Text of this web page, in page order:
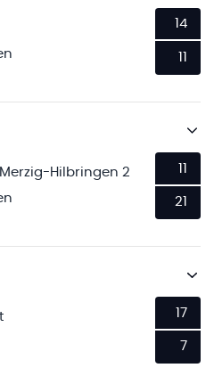
14
Hilbringen 2
11
21
17
7